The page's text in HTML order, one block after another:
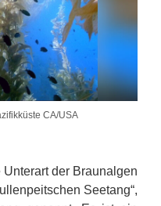
CA/USA
der Braunalgen
Seetang“,